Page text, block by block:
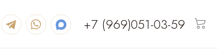
+7 (969)051-03-59